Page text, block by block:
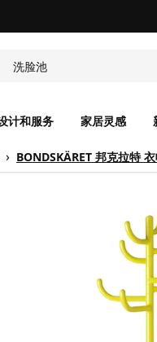
食品盒
计和服务 家居灵感
BONDSKÄRET 邦克拉特